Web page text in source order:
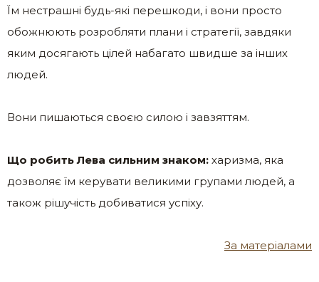
Їм нестрашні будь-які перешкоди, і вони просто
обожнюють розробляти плани і стратегії, завдяки
яким досягають цілей набагато швидше за інших
людей.
Вони пишаються своєю силою і завзяттям.
Що робить Лева сильним знаком: харизма, яка
дозволяє їм керувати великими групами людей, а
також рішучість добиватися успіху.
За матеріалами